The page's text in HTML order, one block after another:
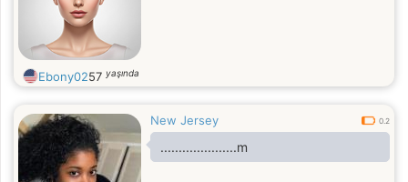
Ebony0257 yaşında
New Jersey 0.2
.....................m